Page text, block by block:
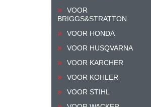
VOOR
BRIGGS&STRATTON
VOOR HONDA
VOOR HUSQVARNA
VOOR KARCHER
VOOR KOHLER
VOOR STIHL